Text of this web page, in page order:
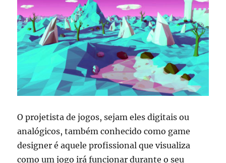
O projetista de jogos, sejam eles digitais ou
analógicos, também conhecido como game
designer é aquele profissional que visualiza
como um jogo irá funcionar durante o seu